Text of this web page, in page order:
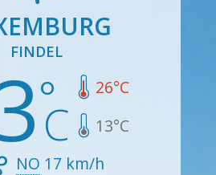
FINDEL
26°C
13°C
NO 17 km/h